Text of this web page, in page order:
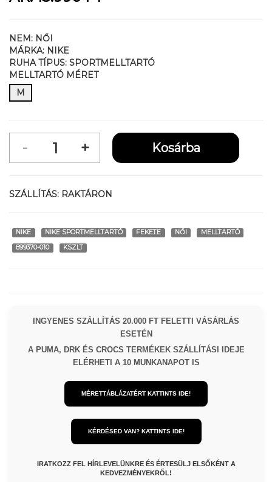
NEM: NŐI
MÁRKA: NIKE
RUHA TÍPUS: SPORTMELLTARTÓ
MELLTARTÓ MÉRET
M
SZÁLLÍTÁS: RAKTÁRON
NIKE NIKE SPORTMELLTARTÓ FEKETE NŐI
MELLTARTÓ
899370-010
KSZLT
INGYENES SZÁLLÍTÁS 20.000 FT FELETTI VÁSÁRLÁS
ESETÉN
A PUMA, DRK ÉS CROCS TERMÉKEK SZÁLLÍTÁSI IDEJE
ELÉRHETI A 10 MUNKANAPOT IS
MÉRETTÁBLÁZATÉRT KATTINTS IDE!
KÉRDÉSED VAN? KATTINTS IDE!
IRATKOZZ FEL HÍRLEVELÜNKRE ÉS ÉRTESÜLJ ELSŐKÉNT A
KEDVEZMÉNYEKRŐL!